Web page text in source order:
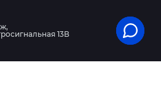
13В